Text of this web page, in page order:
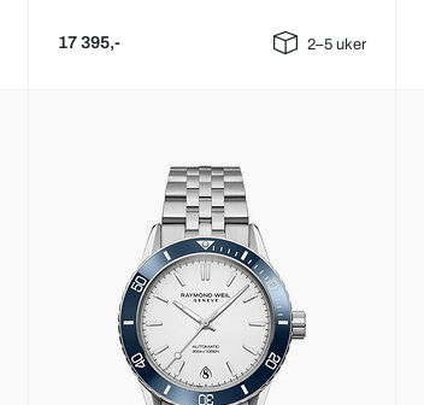
17 395,- 2–5 uker